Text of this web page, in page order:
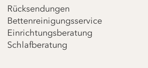
Rücksendungen
Bettenreinigungsservice
Einrichtungsberatung
Schlafberatung